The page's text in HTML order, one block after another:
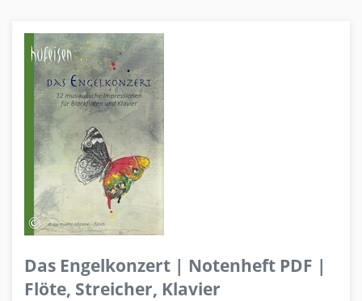
Das Engelkonzert | Notenheft PDF |
Flöte, Streicher, Klavier